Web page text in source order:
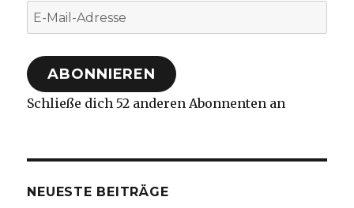
E-
Mail-
Adresse
ABONNIEREN
Schließe dich 52 anderen Abonnenten an
NEUESTE BEITRÄGE